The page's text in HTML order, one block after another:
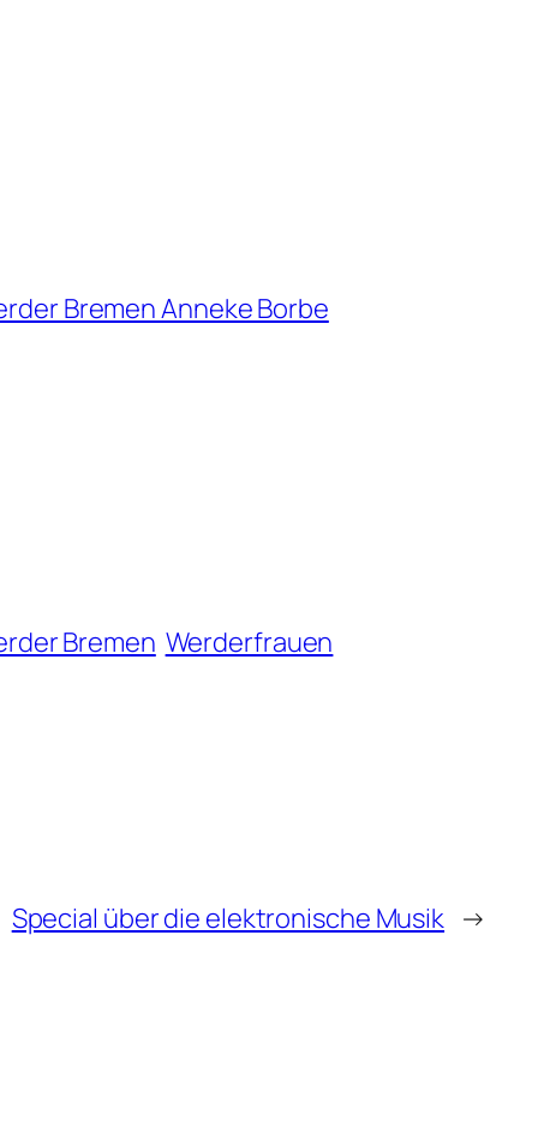
Bremen Anneke Borbe
Bremen Werderfrauen
Special über die elektronische Musik →